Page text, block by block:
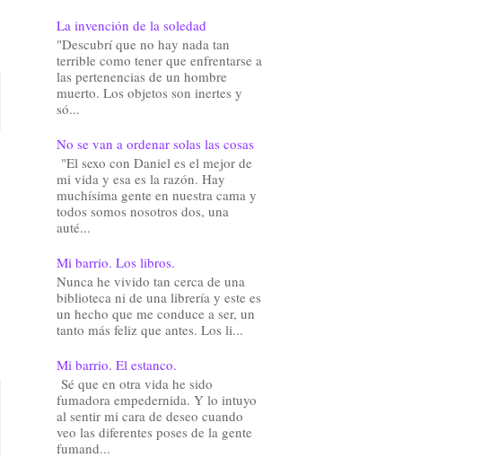
La invención de la soledad
"Descubrí que no hay nada tan
terrible como tener que enfrentarse a
las pertenencias de un hombre
muerto. Los objetos son inertes y
só...
No se van a ordenar solas las cosas
"El sexo con Daniel es el mejor de
mi vida y esa es la razón. Hay
muchísima gente en nuestra cama y
todos somos nosotros dos, una
auté...
Mi barrio. Los libros.
Nunca he vivido tan cerca de una
biblioteca ni de una librería y este es
un hecho que me conduce a ser, un
tanto más feliz que antes. Los li...
Mi barrio. El estanco.
Sé que en otra vida he sido
fumadora empedernida. Y lo intuyo
al sentir mi cara de deseo cuando
veo las diferentes poses de la gente
fumand...